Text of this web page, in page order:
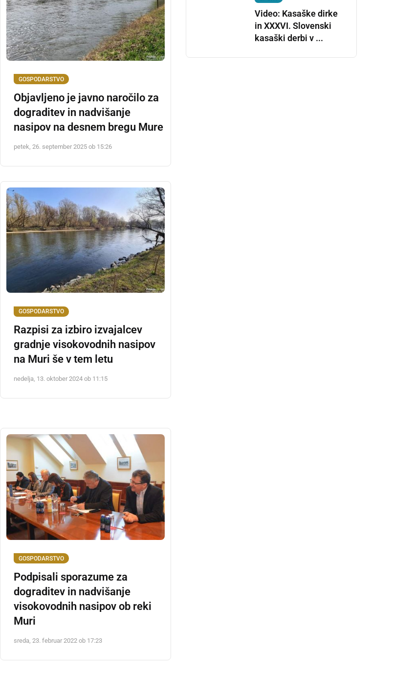
GOSPODARSTVO
Objavljeno je javno naročilo za
dograditev in nadvišanje
nasipov na desnem bregu Mure
petek, 26. september 2025 ob 15:26
GOSPODARSTVO
Razpisi za izbiro izvajalcev
gradnje visokovodnih nasipov
na Muri še v tem letu
nedelja, 13. oktober 2024 ob 11:15
GOSPODARSTVO
Podpisali sporazume za
dograditev in nadvišanje
visokovodnih nasipov ob reki
Muri
sreda, 23. februar 2022 ob 17:23
Video: Kasaške dirke
in XXXVI. Slovenski
kasaški derbi v ...